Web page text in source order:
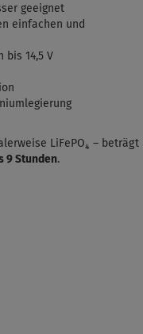
geeignet
einfachen und
bis 14,5 V
LiFePO₄ – beträgt
9 Stunden.